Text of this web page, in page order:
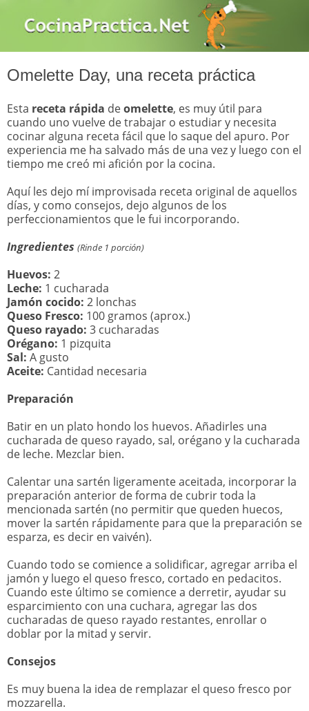
Omelette Day, una receta práctica
Esta receta rápida deomelette, es muy útil para
cuando uno vuelve de trabajar o estudiar y necesita
cocinar alguna receta fácil que lo saque del apuro. Por
experiencia me ha salvado más de una vez y luego con el
tiempo me creó mi afición por la cocina.
Aquí les dejo mí improvisada receta original de aquellos
días, y como consejos, dejo algunos de los
perfeccionamientos que le fui incorporando.
Ingredientes (Rinde 1 porción)
Huevos: 2
Leche: 1 cucharada
Jamón cocido: 2 lonchas
Queso Fresco: 100 gramos (aprox.)
Queso rayado: 3 cucharadas
Orégano: 1 pizquita
Sal: A gusto
Aceite: Cantidad necesaria
Preparación
Batir en un plato hondo los huevos. Añadirles una
cucharada de queso rayado, sal, orégano y la cucharada
de leche. Mezclar bien.
Calentar una sartén ligeramente aceitada, incorporar la
preparación anterior de forma de cubrir toda la
mencionada sartén (no permitir que queden huecos,
mover la sartén rápidamente para que la preparación se
esparza, es decir en vaivén).
Cuando todo se comience a solidificar, agregar arriba el
jamón y luego el queso fresco, cortado en pedacitos.
Cuando este último se comience a derretir, ayudar su
esparcimiento con una cuchara, agregar las dos
cucharadas de queso rayado restantes, enrollar o
doblar por la mitad y servir.
Consejos
Es muy buena la idea de remplazar el queso fresco por
mozzarella.